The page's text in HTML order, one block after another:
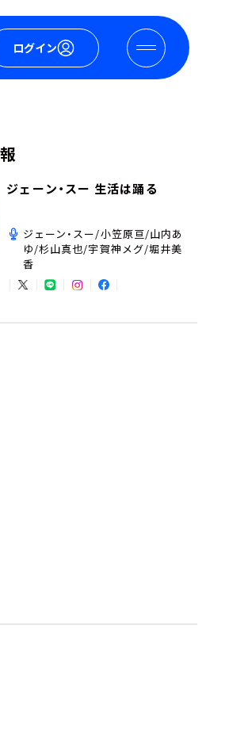
ログイン
ジェーン・スー 生活は踊る
ジェーン・スー/小笠原亘/山内あ
ゆ/杉山真也/宇賀神メグ/堀井美
香